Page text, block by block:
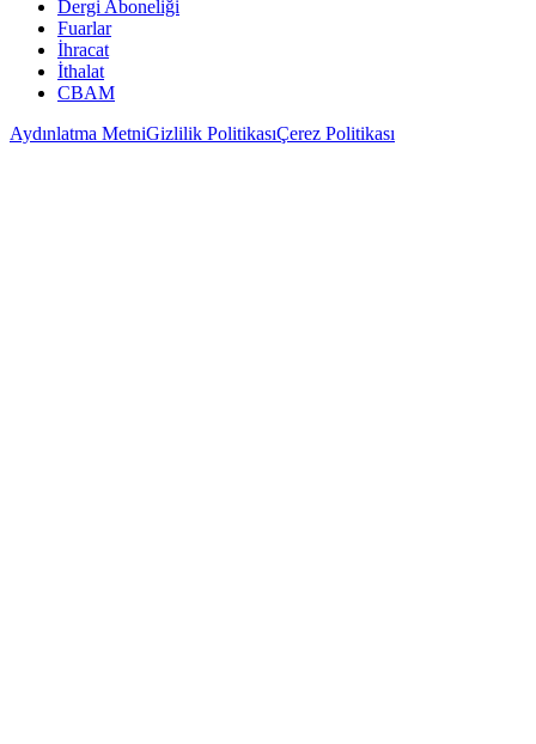
Dergi Aboneliği
Fuarlar
İhracat
İthalat
CBAM
Aydınlatma MetniGizlilik PolitikasıÇerez Politikası